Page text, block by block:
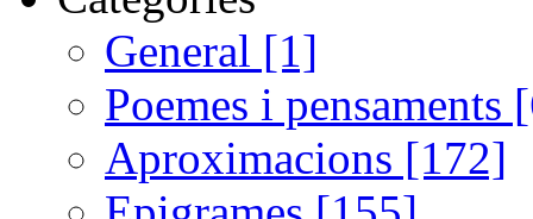
General [1]
Poemes i pensaments
Aproximacions [172]